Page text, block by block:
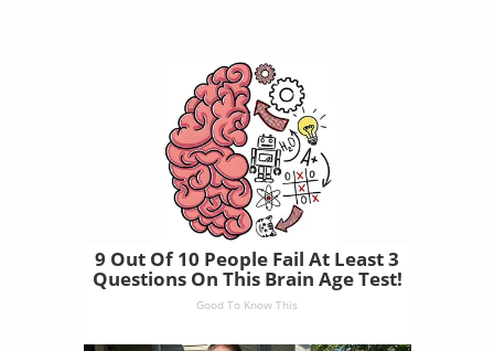
9 Out Of 10 People Fail At Least 3
Questions On This Brain Age Test!
Good To Know This